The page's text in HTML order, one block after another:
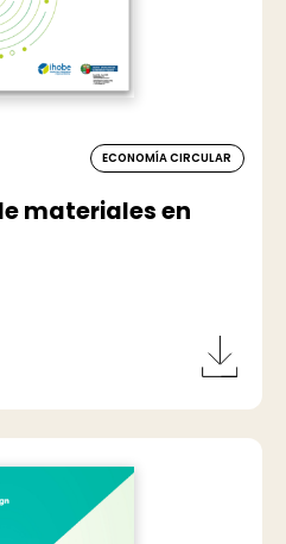
ECONOMÍA CIRCULAR
materiales en